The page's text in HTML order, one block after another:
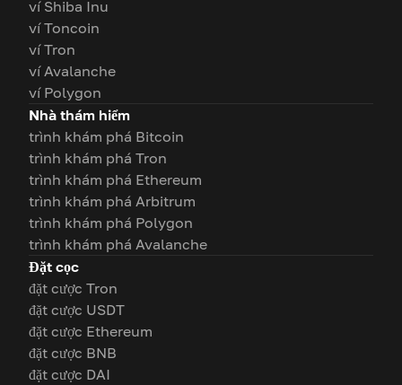
ví Shiba Inu
ví Toncoin
ví Tron
ví Avalanche
ví Polygon
Nhà thám hiểm
trình khám phá Bitcoin
trình khám phá Tron
trình khám phá Ethereum
trình khám phá Arbitrum
trình khám phá Polygon
trình khám phá Avalanche
Đặt cọc
đặt cược Tron
đặt cược USDT
đặt cược Ethereum
đặt cược BNB
đặt cược DAI